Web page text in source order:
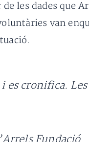
les dades que
van
es cronifica.
Fundació